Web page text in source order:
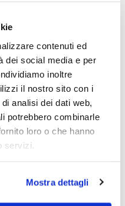
contenuti ed
dei social media e per
inoltre
il nostro sito con i
analisi dei dati web,
potrebbero combinarle
loro o che hanno
servizi.
Mostra dettagli
NEXT
Maxim